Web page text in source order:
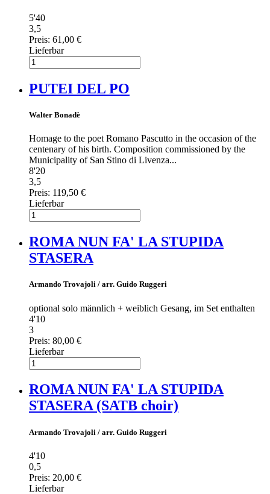
5'40
3,5
Preis: 61,00 €
Lieferbar
PUTEI DEL PO
Walter Bonadè
Homage to the poet Romano Pascutto in the occasion of the
centenary of his birth. Composition commissioned by the
Municipality of San Stino di Livenza...
8'20
3,5
Preis: 119,50 €
Lieferbar
ROMA NUN FA' LA STUPIDA
STASERA
Armando Trovajoli / arr. Guido Ruggeri
optional solo männlich + weiblich Gesang, im Set enthalten
4'10
3
Preis: 80,00 €
Lieferbar
ROMA NUN FA' LA STUPIDA
STASERA (SATB choir)
Armando Trovajoli / arr. Guido Ruggeri
4'10
0,5
Preis: 20,00 €
Lieferbar